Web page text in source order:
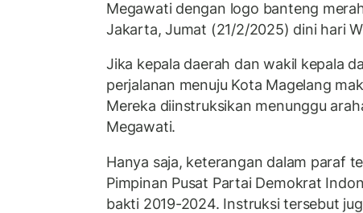
Megawati dengan logo banteng
Jakarta, Jumat (21/2/2025) dini hari
Jika kepala daerah dan wakil kepala
perjalanan menuju Kota Magelang
Mereka diinstruksikan menunggu
Megawati.
Hanya saja, keterangan dalam paraf
Pimpinan Pusat Partai Demokrat
bakti 2019-2024. Instruksi tersebut